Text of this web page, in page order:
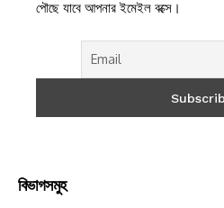
পৌছে যাবে আপনার ইমেইল বক্সে।
বিভাগসমুহ